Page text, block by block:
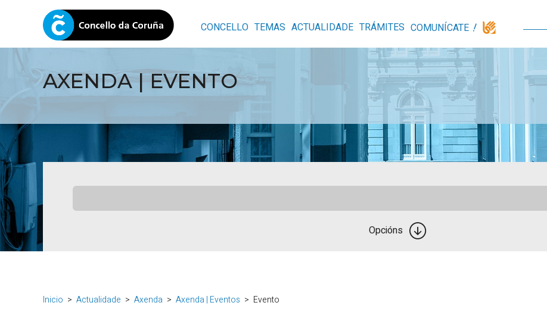
CONCELLO TEMAS ACTUALIDADE TRÁMITES COMUNÍCATE
AXENDA | EVENTO
Opcións
Inicio Actualidade Axenda Axenda | Eventos Evento